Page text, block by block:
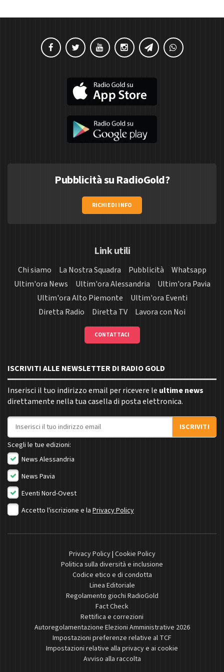
Pubblicità su RadioGold?
RICHIEDI INFO
Link utili
Chi siamo La Nostra Squadra Pubblicità
Whatsapp
Ultim'ora News
Ultim'ora Alessandria
Ultim'ora Pavia
Ultim'ora Alto Piemonte
Ultim'ora Eventi
Diretta Radio
Diretta TV Lavora con Noi
CONTATTACI
ISCRIVITI ALLE NEWSLETTER DI RADIO GOLD
Inserisci il tuo indirizzo email per ricevere le ultime news
direttamente nella tua casella di posta elettronica.
Indirizzo email
ISCRIVITI
Scegli le tue edizioni:
News Alessandria
News Pavia
Eventi Nord-Ovest
Accetto l'iscrizione e la Privacy Policy
Privacy Policy| Cookie Policy
Politica sulla diversità e inclusione
Codice etico e di condotta
Linea Editoriale
Regolamento giochi RadioGold
Fact Check
Rettifica e correzioni
Autoregolamentazione Elezioni Amministrative 2026
Impostazioni preferenze relative al TCF
Impostazioni relative alla privacy e ai cookie
Avviso alla raccolta